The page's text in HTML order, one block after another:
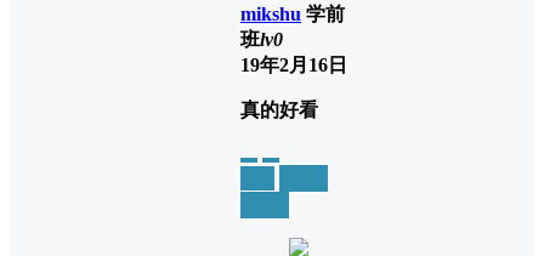
mikshu 学前
班lv0
19年2月16日
真的好看